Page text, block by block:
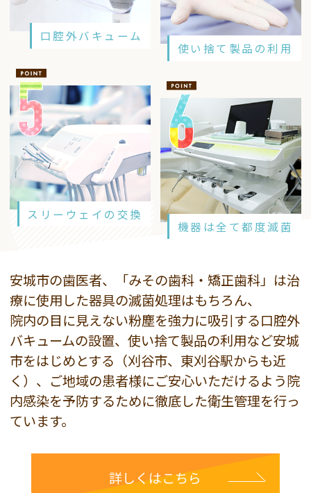
口腔外バキューム
使い捨て製品の利用
スリーウェイの交換
機器は全て都度滅菌
安城市の歯医者、「みその歯科・矯正歯科」は治
療に使用した器具の滅菌処理はもちろん、
院内の目に見えない粉塵を強力に吸引する口腔外
バキュームの設置、使い捨て製品の利用など安城
市をはじめとする（刈谷市、東刈谷駅からも近
く）、ご地域の患者様にご安心いただけるよう院
内感染を予防するために徹底した衛生管理を行っ
ています。
詳しくはこちら